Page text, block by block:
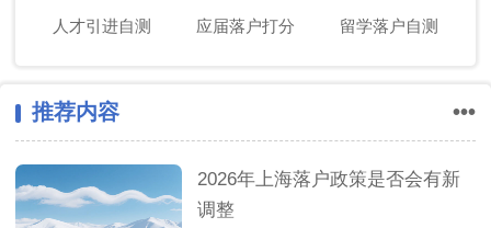
人才引进自测 应届落户打分 留学落户自测
推荐内容 •••
2026年上海落户政策是否会有新
调整